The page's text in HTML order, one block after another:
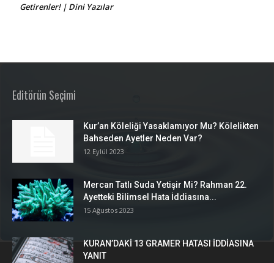
Getirenler! | Dini Yazılar
Editörün Seçimi
Kur’an Köleliği Yasaklamıyor Mu? Kölelikten
Bahseden Ayetler Neden Var?
12 Eylül 2023
Mercan Tatlı Suda Yetişir Mi? Rahman 22.
Ayetteki Bilimsel Hata İddiasına...
15 Ağustos 2023
KURAN’DAKİ 13 GRAMER HATASI İDDİASINA
YANIT